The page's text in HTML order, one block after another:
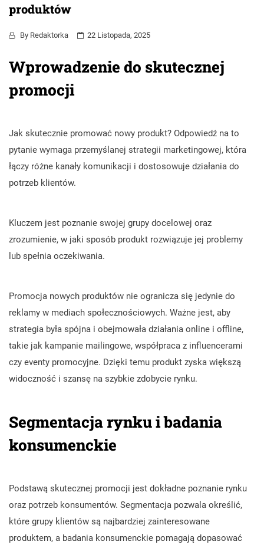
produktów
By Redaktorka 22 Listopada, 2025
Wprowadzenie do skutecznej
promocji
Jak skutecznie promować nowy produkt? Odpowiedź na to
pytanie wymaga przemyślanej strategii marketingowej, która
łączy różne kanały komunikacji i dostosowuje działania do
potrzeb klientów.
Kluczem jest poznanie swojej grupy docelowej oraz
zrozumienie, w jaki sposób produkt rozwiązuje jej problemy
lub spełnia oczekiwania.
Promocja nowych produktów nie ogranicza się jedynie do
reklamy w mediach społecznościowych. Ważne jest, aby
strategia była spójna i obejmowała działania online i offline,
takie jak kampanie mailingowe, współpraca z influencerami
czy eventy promocyjne. Dzięki temu produkt zyska większą
widoczność i szansę na szybkie zdobycie rynku.
Segmentacja rynku i badania
konsumenckie
Podstawą skutecznej promocji jest dokładne poznanie rynku
oraz potrzeb konsumentów. Segmentacja pozwala określić,
które grupy klientów są najbardziej zainteresowane
produktem, a badania konsumenckie pomagają dopasować